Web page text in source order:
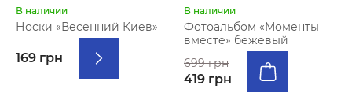
В наличии
Носки «Весенний Киев»
169 грн
В наличии
Фотоальбом «Моменты
вместе» бежевый
699 грн
419 грн